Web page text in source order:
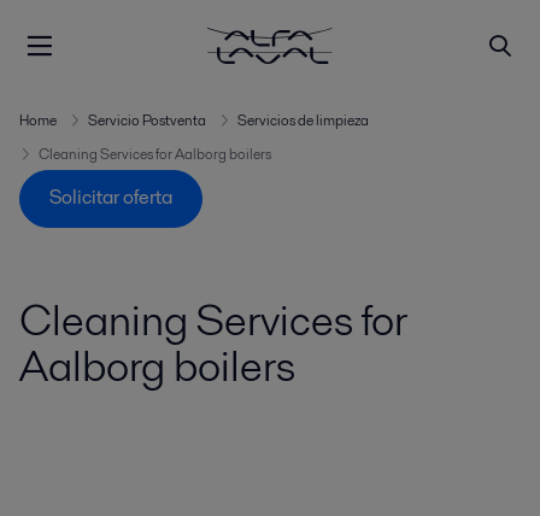
Home Servicio Postventa
Servicios de limpieza
Cleaning Services for Aalborg boilers
Solicitar oferta
Cleaning Services for
Aalborg boilers